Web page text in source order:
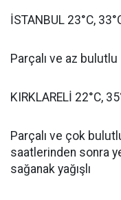
İSTANBUL 23°C,
Parçalı ve az bulutlu
KIRKLARELİ 22°C,
Parçalı ve çok
saatlerinden sonra
sağanak yağışlı